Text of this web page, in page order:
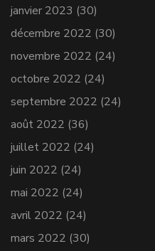
janvier 2023 (30)
décembre 2022 (30)
novembre 2022 (24)
octobre 2022 (24)
septembre 2022 (24)
août 2022 (36)
juillet 2022 (24)
juin 2022 (24)
mai 2022 (24)
avril 2022 (24)
mars 2022 (30)